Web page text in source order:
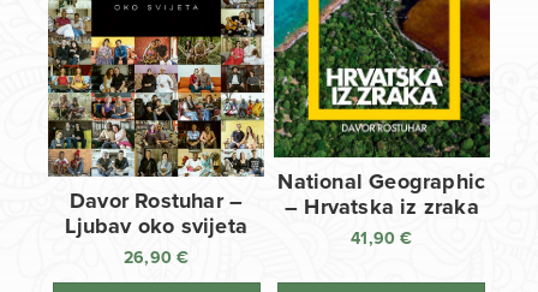
Davor Rostuhar –
Ljubav oko svijeta
26,90€
National Geographic
– Hrvatska iz zraka
41,90€